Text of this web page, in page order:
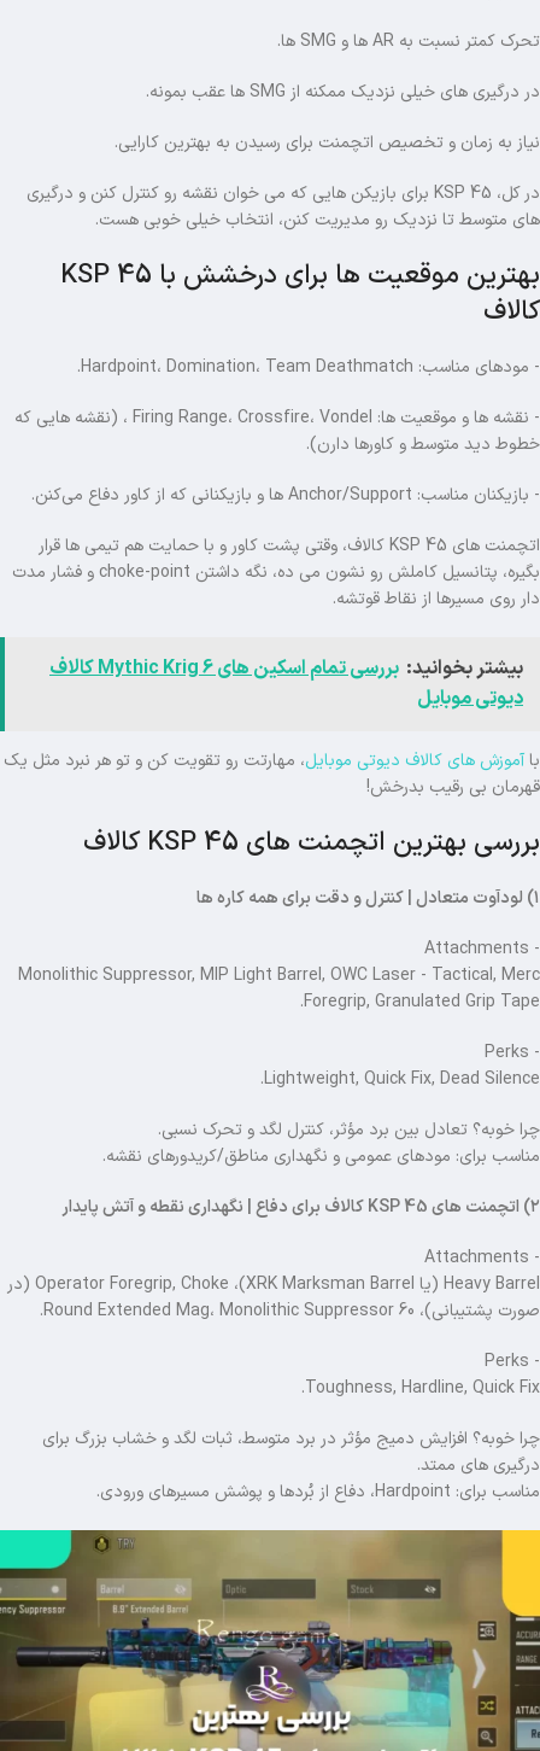
تحرک کمتر نسبت به AR ها و SMG ها.
در درگیری های خیلی نزدیک ممکنه از SMG ها عقب بمونه.
نیاز به زمان و تخصیص اتچمنت برای رسیدن به بهترین کارایی.
در کل، KSP 45 برای بازیکن هایی که می خوان نقشه رو کنترل کنن و درگیری
های متوسط تا نزدیک رو مدیریت کنن، انتخاب خیلی خوبی هست.
بهترین موقعیت ها برای درخشش با KSP 45
کالاف
- مودهای مناسب: Hardpoint، Domination، Team Deathmatch.
- نقشه ها و موقعیت ها: Firing Range، Crossfire، Vondel ، (نقشه هایی که
خطوط دید متوسط و کاورها دارن).
- بازیکنان مناسب: Anchor/Support ها و بازیکنانی که از کاور دفاع می‌کنن.
اتچمنت های KSP 45 کالاف، وقتی پشت کاور و با حمایت هم تیمی ها قرار
بگیره، پتانسیل کاملش رو نشون می ده، نگه داشتن choke-point و فشار مدت
دار روی مسیرها از نقاط قوتشه.
بیشتر بخوانید:
بررسی تمام اسکین های Mythic Krig 6 کالاف
دیوتی موبایل
باآموزش های کالاف دیوتی موبایل، مهارتت رو تقویت کن و تو هر نبرد مثل یک
قهرمان بی رقیب بدرخش!
بررسی بهترین اتچمنت های KSP 45 کالاف
۱) لودآوت متعادل | کنترل و دقت برای همه کاره ها
- Attachments
Monolithic Suppressor, MIP Light Barrel, OWC Laser - Tactical, Merc
Foregrip, Granulated Grip Tape.
- Perks
Lightweight, Quick Fix, Dead Silence.
چرا خوبه؟ تعادل بین برد مؤثر، کنترل لگد و تحرک نسبی.
مناسب برای: مودهای عمومی و نگهداری مناطق/کریدورهای نقشه.
۲) اتچمنت های KSP 45 کالاف برای دفاع | نگهداری نقطه و آتش پایدار
- Attachments
Heavy Barrel (یا XRK Marksman Barrel)، Operator Foregrip, Choke (در
صورت پشتیبانی)، 60 Round Extended Mag، Monolithic Suppressor.
- Perks
Toughness, Hardline, Quick Fix.
چرا خوبه؟ افزایش دمیج مؤثر در برد متوسط، ثبات لگد و خشاب بزرگ برای
درگیری های ممتد.
مناسب برای: Hardpoint، دفاع از بُردها و پوشش مسیرهای ورودی.